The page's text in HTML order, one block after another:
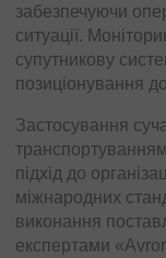
забезпечуючи
ситуації.
супутникову
позиціонування
Застосування
підхід до
міжнародних
виконання
експертами